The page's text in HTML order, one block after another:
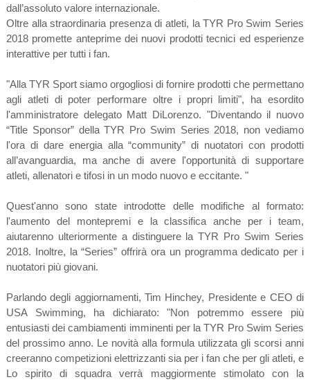
dall’assoluto valore internazionale.
Oltre alla straordinaria presenza di atleti, la TYR Pro Swim Series
2018 promette anteprime dei nuovi prodotti tecnici ed esperienze
interattive per tutti i fan.
"Alla TYR Sport siamo orgogliosi di fornire prodotti che permettano
agli atleti di poter performare oltre i propri limiti", ha esordito
l'amministratore delegato Matt DiLorenzo. "Diventando il nuovo
“Title Sponsor” della TYR Pro Swim Series 2018, non vediamo
l'ora di dare energia alla “community” di nuotatori con prodotti
all’avanguardia, ma anche di avere l'opportunità di supportare
atleti, allenatori e tifosi in un modo nuovo e eccitante. "
Quest'anno sono state introdotte delle modifiche al formato:
l'aumento del montepremi e la classifica anche per i team,
aiutarenno ulteriormente a distinguere la TYR Pro Swim Series
2018. Inoltre, la “Series” offrirà ora un programma dedicato per i
nuotatori più giovani.
Parlando degli aggiornamenti, Tim Hinchey, Presidente e CEO di
USA Swimming, ha dichiarato: "Non potremmo essere più
entusiasti dei cambiamenti imminenti per la TYR Pro Swim Series
del prossimo anno. Le novità alla formula utilizzata gli scorsi anni
creeranno competizioni elettrizzanti sia per i fan che per gli atleti, e
Lo spirito di squadra verrà maggiormente stimolato con la